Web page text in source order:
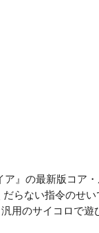
』の最新版コア
らない指令のせ
用のサイコロで遊